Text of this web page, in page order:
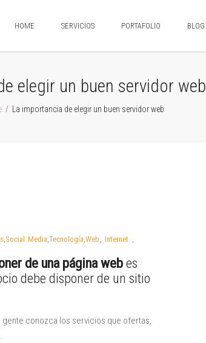
HOME SERVICIOS PORTAFOLIO BLOG
elegir un buen servidor web
/ La importancia de elegir un buen servidor web
,Social Media,Tecnología,Web , Internet ,
de una página webes
debe disponer de un sitio
gente conozca los servicios que ofertas,